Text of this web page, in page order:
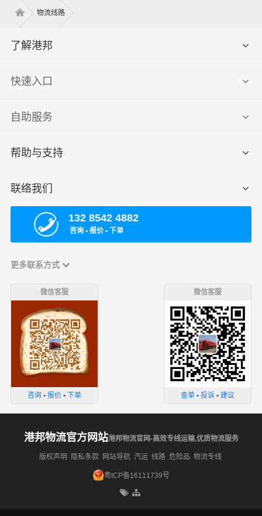
物流线路
了解港邦
快速入口
自助服务
帮助与支持
联络我们
132 8542 4882
咨询 ▪ 报价 ▪ 下单
更多联系方式
微信客服
咨询 ▪ 报价 ▪ 下单
微信客服
查单 ▪ 投诉 ▪ 建议
港邦物流官方网站港邦物流官网-高效专线运输,优质物流服务
版权声明 隐私条款 网站导航 汽运 线路 危险品 物流专线
粤ICP备16111739号